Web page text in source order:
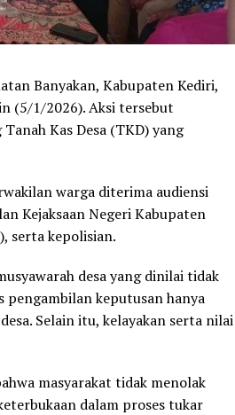
Banyakan, Kabupaten Kediri,
(5/1/2026). Aksi tersebut
Kas Desa (TKD) yang
warga diterima audiensi
Kejaksaan Negeri Kabupaten
serta kepolisian.
desa yang dinilai tidak
pengambilan keputusan hanya
Selain itu, kelayakan serta nilai
masyarakat tidak menolak
dalam proses tukar